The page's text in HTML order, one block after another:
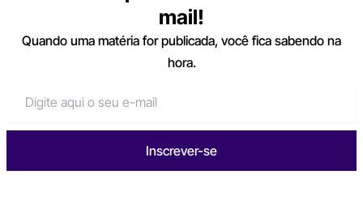
mail!
Quando uma matéria for publicada, você fica sabendo na
hora.
Inscrever-se